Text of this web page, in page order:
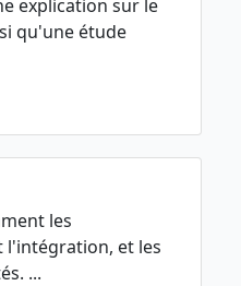
explication sur le
qu'une étude
les
et les
...